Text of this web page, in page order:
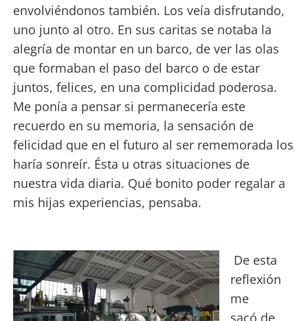
envolviéndonos también. Los veía disfrutando,
uno junto al otro. En sus caritas se notaba la
alegría de montar en un barco, de ver las olas
que formaban el paso del barco o de estar
juntos, felices, en una complicidad poderosa.
Me ponía a pensar si permanecería este
recuerdo en su memoria, la sensación de
felicidad que en el futuro al ser rememorada los
haría sonreír. Ésta u otras situaciones de
nuestra vida diaria. Qué bonito poder regalar a
mis hijas experiencias, pensaba.
De esta
reflexión
me